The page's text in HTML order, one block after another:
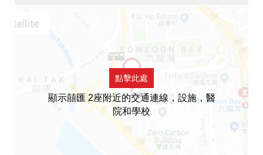
點擊此處
顯示囍匯 2座附近的交通連線，設施，醫
院和學校